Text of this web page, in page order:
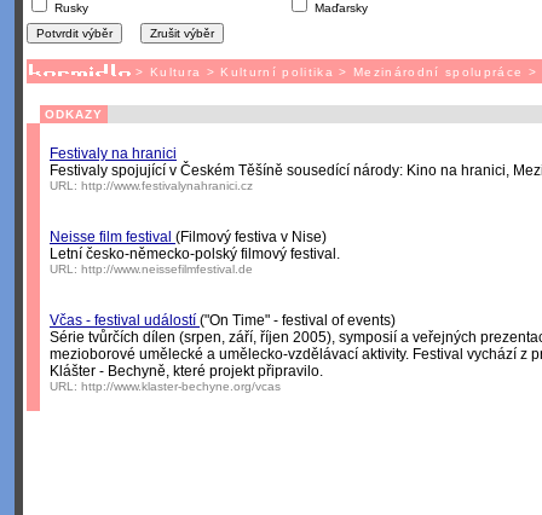
Rusky
Maďarsky
> Kultura > Kulturní politika > Mezinárodní spolupráce >
ODKAZY
Festivaly na hranici
Festivaly spojující v Českém Těšíně sousedící národy: Kino na hranici,
URL: http://www.festivalynahranici.cz
Neisse film festival (Filmový festiva v Nise)
Letní česko-německo-polský filmový festival.
URL: http://www.neissefilmfestival.de
Včas - festival událostí ("On Time" - festival of events)
Série tvůrčích dílen (srpen, září, říjen 2005), symposií a veřejných
mezioborové umělecké a umělecko-vzdělávací aktivity. Festival vychází z
Klášter - Bechyně, které projekt připravilo.
URL: http://www.klaster-bechyne.org/vcas